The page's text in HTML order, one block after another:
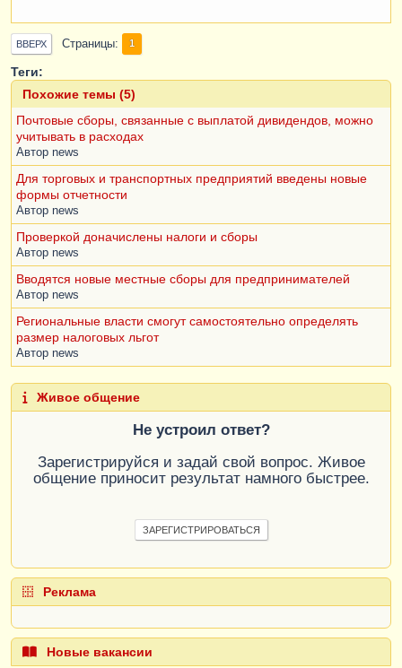
ВВЕРХ Страницы 1
Теги:
Похожие темы (5)
Почтовые сборы, связанные с выплатой дивидендов, можно
учитывать в расходах
Автор news
Для торговых и транспортных предприятий введены новые
формы отчетности
Автор news
Проверкой доначислены налоги и сборы
Автор news
Вводятся новые местные сборы для предпринимателей
Автор news
Региональные власти смогут самостоятельно определять
размер налоговых льгот
Автор news
Живое общение
Не устроил ответ?
Зарегистрируйся и задай свой вопрос. Живое
общение приносит результат намного быстрее.
ЗАРЕГИСТРИРОВАТЬСЯ
Реклама
Новые вакансии